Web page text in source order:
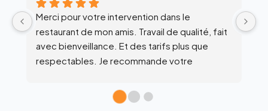
Équipe super clean !